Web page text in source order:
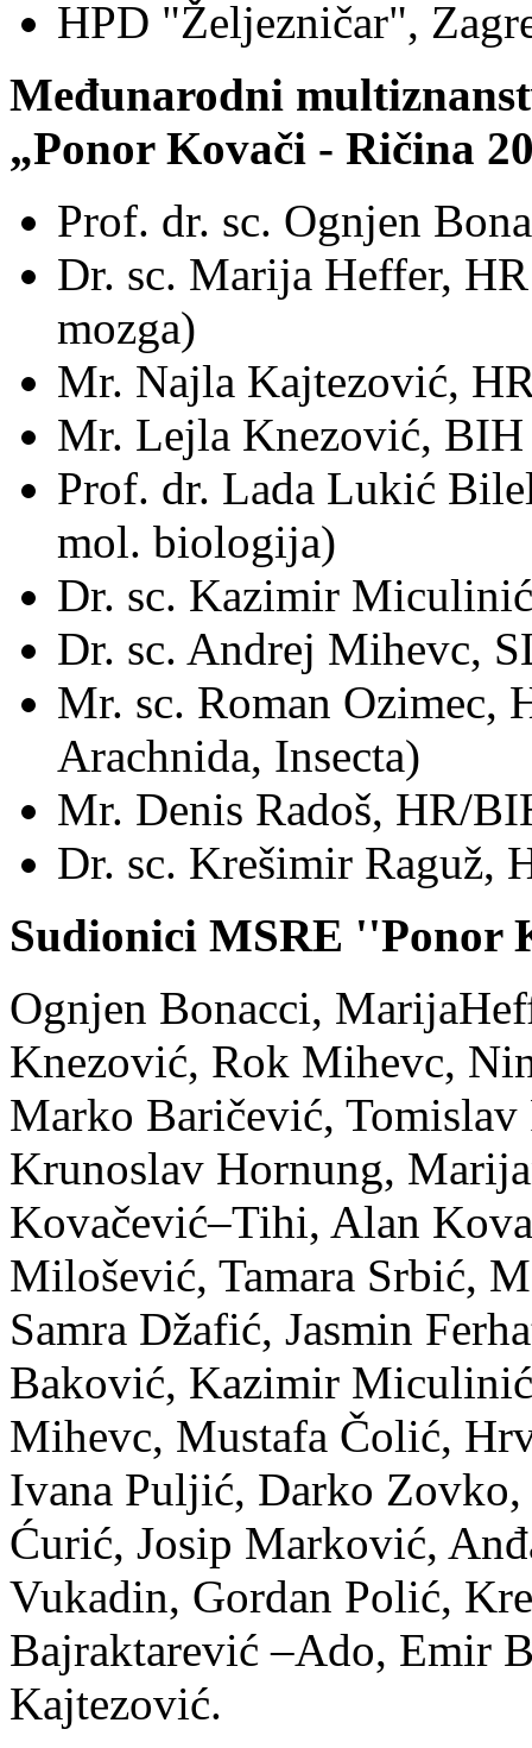
HPD "Željezničar",
Međunarodni
„Ponor Kovači - Ričina
Prof. dr. sc. Ognjen
Dr. sc. Marija Heffer,
mozga)
Mr. Najla Kajtezović,
Mr. Lejla Knezović,
Prof. dr. Lada Lukić
mol. biologija)
Dr. sc. Kazimir
Dr. sc. Andrej Mihevc,
Mr. sc. Roman Ozimec,
Arachnida, Insecta)
Mr. Denis Radoš, HR/
Dr. sc. Krešimir Raguž,
Sudionici MSRE ''Ponor
Ognjen Bonacci,
Knezović, Rok Mihevc,
Marko Baričević,
Krunoslav Hornung,
Kovačević–Tihi, Alan
Milošević, Tamara Srbić,
Samra Džafić, Jasmin
Baković, Kazimir
Mihevc, Mustafa Čolić,
Ivana Puljić, Darko
Ćurić, Josip Marković,
Vukadin, Gordan Polić,
Bajraktarević –Ado, Emir
Kajtezović.